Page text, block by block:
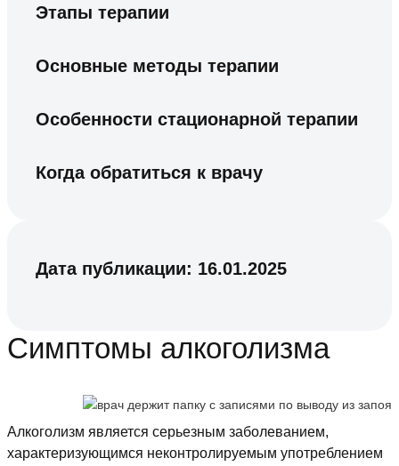
Этапы терапии
Основные методы терапии
Особенности стационарной терапии
Когда обратиться к врачу
Дата публикации: 16.01.2025
Симптомы алкоголизма
Алкоголизм является серьезным заболеванием,
характеризующимся неконтролируемым употреблением